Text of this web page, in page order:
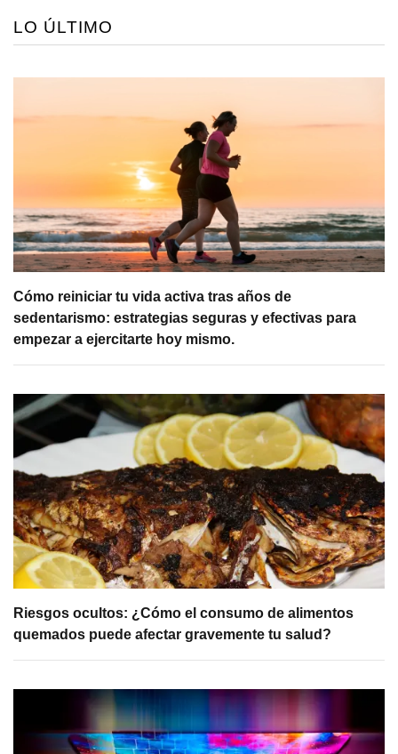
LO ÚLTIMO
Cómo reiniciar tu vida activa tras años de
sedentarismo: estrategias seguras y efectivas para
empezar a ejercitarte hoy mismo.
Riesgos ocultos: ¿Cómo el consumo de alimentos
quemados puede afectar gravemente tu salud?